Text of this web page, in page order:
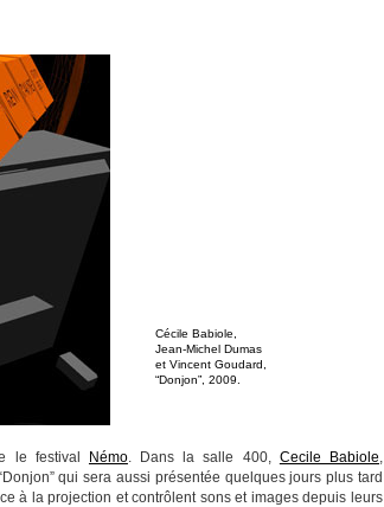
Cécile Babiole,
Jean-Michel Dumas
et Vincent Goudard,
“Donjon”, 2009.
le festival Némo. Dans la salle 400, Cecile Babiole,
qui sera aussi présentée quelques jours plus tard
à la projection et contrôlent sons et images depuis leurs